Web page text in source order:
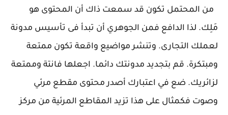
من المحتمل تكون قد سمعت ذاك أن المحتوى هو
مَلِك. لذا الدافع فمن الجوهري أن تبدأ فى تأسيس مدونة
لعملك التجارى. وتنشر مواضيع واقعة تكون ممتعة
ومبتكرة. قم بتجديد مدونتك دائما. اجعلها فانتة وممتعة
لزائريك. ضع في اعتبارك أصدر محتوى مقطع مرئي
وصوت فكمثال على هذا تزيد المقاطع المرئية من مركز